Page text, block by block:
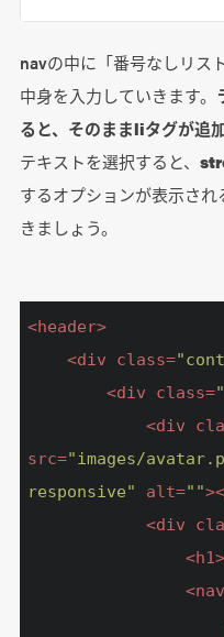
navの中に「番号なしリス
中身を入力していきます。
ると、そのままliタグが追
テキストを選択すると、
するオプションが表示さ
きましょう。
<header>
<div class=
<div class=
<div
src="images/
responsive"
alt="">
<div
<h1>
<